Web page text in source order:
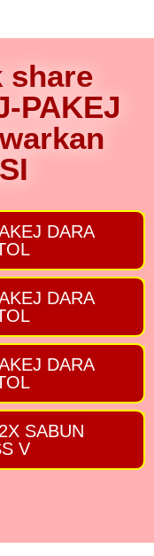
share
PAKEJ
DARA
DARA
DARA
SABUN
V